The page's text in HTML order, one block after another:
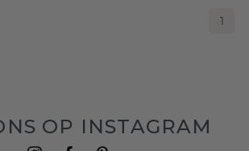
1
OP INSTAGRAM